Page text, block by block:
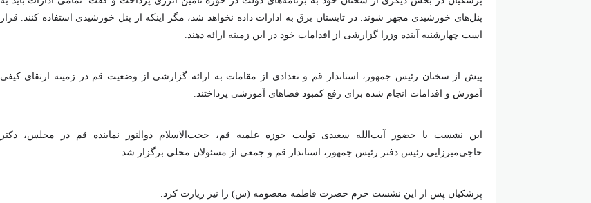
پنل‌های خورشیدی مجهز شوند. در تابستان برق به ادارات داده نخواهد شد، مگر اینکه از پنل خورشیدی استفاده کنند. قرار
است چهارشنبه آینده وزرا گزارشی از اقدامات خود در این زمینه ارائه دهند.
پیش از سخنان رئیس جمهور، استاندار قم و تعدادی از مقامات به ارائه گزارشی از وضعیت قم در زمینه ارتقای کیفی
آموزش و اقدامات انجام شده برای رفع کمبود فضا‌های آموزشی پرداختند.
این نشست با حضور آیت‌الله سعیدی تولیت حوزه علمیه قم، حجت‌الاسلام ذوالنور نماینده قم در مجلس، دکتر
حاجی‌میرزایی رئیس دفتر رئیس جمهور، استاندار قم و جمعی از مسئولان محلی برگزار شد.
پزشکیان پس از این نشست حرم حضرت فاطمه معصومه (س) را نیز زیارت کرد.